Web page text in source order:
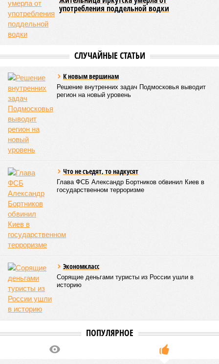
употребления поддельной водки
СЛУЧАЙНЫЕ СТАТЬИ
К новым вершинам
Решение внутренних задач Подмосковья выводит
регион на новый уровень
Что не съедят, то надкусят
Глава ФСБ Александр Бортников обвинил Киев в
государственном терроризме
Экономкласс
Сорящие деньгами туристы из России ушли в
историю
ПОПУЛЯРНОЕ